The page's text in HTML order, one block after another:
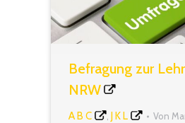
Befragung zur
NRW
A B C J K L Von